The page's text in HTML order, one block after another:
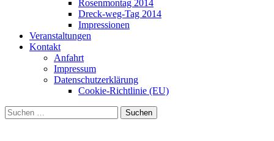
Rosenmontag 2014
Dreck-weg-Tag 2014
Impressionen
Veranstaltungen
Kontakt
Anfahrt
Impressum
Datenschutzerklärung
Cookie-Richtlinie (EU)
Suchen
nach: